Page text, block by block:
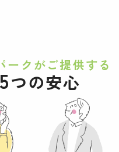
ークがご提供する
5つの安心